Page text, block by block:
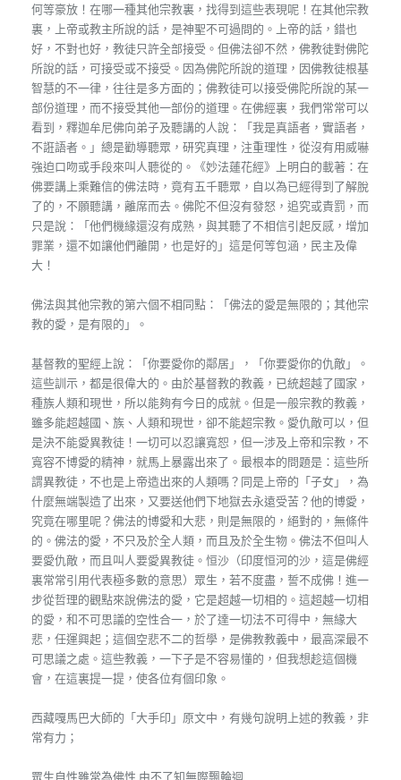
何等豪放！在哪一種其他宗教裏，找得到這些表現呢！在其他宗教
裏，上帝或教主所說的話，是神聖不可過問的。上帝的話，錯也
好，不對也好，教徒只許全部接受。但佛法卻不然，佛教徒對佛陀
所說的話，可接受或不接受。因為佛陀所說的道理，因佛教徒根基
智慧的不一律，往往是多方面的；佛教徒可以接受佛陀所說的某一
部份道理，而不接受其他一部份的道理。在佛經裏，我們常常可以
看到，釋迦牟尼佛向弟子及聽講的人說：「我是真語者，實語者，
不誑語者。」總是勸導聽眾，研究真理，注重理性，從沒有用威嚇
強迫口吻或手段來叫人聽從的。《妙法蓮花經》上明白的載著：在
佛要講上乘難信的佛法時，竟有五千聽眾，自以為已經得到了解脫
了的，不願聽講，離席而去。佛陀不但沒有發怒，追究或責罰，而
只是說：「他們機緣還沒有成熟，與其聽了不相信引起反感，增加
罪業，還不如讓他們離開，也是好的」這是何等包涵，民主及偉
大！
佛法與其他宗教的第六個不相同點：「佛法的愛是無限的；其他宗
教的愛，是有限的」。
基督教的聖經上說：「你要愛你的鄰居」，「你要愛你的仇敵」。
這些訓示，都是很偉大的。由於基督教的教義，已統超越了國家，
種族人類和現世，所以能夠有今日的成就。但是一般宗教的教義，
雖多能超越國、族、人類和現世，卻不能超宗教。愛仇敵可以，但
是決不能愛異教徒！一切可以忍讓寬恕，但一涉及上帝和宗教，不
寬容不博愛的精神，就馬上暴露出來了。最根本的問題是：這些所
謂異教徒，不也是上帝造出來的人類嗎？同是上帝的「子女」，為
什麼無端製造了出來，又要送他們下地獄去永遠受苦？他的博愛，
究竟在哪里呢？佛法的博愛和大悲，則是無限的，絕對的，無條件
的。佛法的愛，不只及於全人類，而且及於全生物。佛法不但叫人
要愛仇敵，而且叫人要愛異教徒。恒沙（印度恒河的沙，這是佛經
裏常常引用代表極多數的意思）眾生，若不度盡，誓不成佛！進一
步從哲理的觀點來說佛法的愛，它是超越一切相的。這超越一切相
的愛，和不可思議的空性合一，於了達一切法不可得中，無緣大
悲，任運興起；這個空悲不二的哲學，是佛教教義中，最高深最不
可思議之處。這些教義，一下子是不容易懂的，但我想趁這個機
會，在這裏提一提，使各位有個印象。
西藏嘎馬巴大師的「大手印」原文中，有幾句說明上述的教義，非
常有力；
眾生自性雖常為佛性 由不了知無際飄輪迴